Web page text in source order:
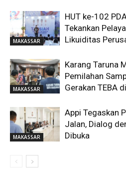
MAKASSAR
HUT ke-102
Tekankan
Likuiditas
MAKASSAR
Karang Taruna
Pemilahan
Gerakan TEBA
MAKASSAR
Appi Tegaskan
Jalan, Dialog
Dibuka